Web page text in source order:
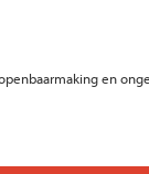
en